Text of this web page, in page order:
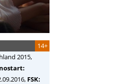
14+
2015,
FSK: